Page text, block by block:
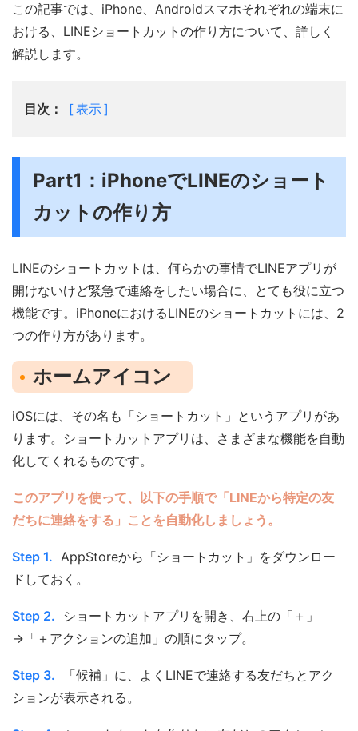
この記事では、iPhone、Androidスマホそれぞれの端末に
おける、LINEショートカットの作り方について、詳しく
解説します。
目次： 表示
Part1：iPhoneでLINEのショート
カットの作り方
LINEのショートカットは、何らかの事情でLINEアプリが
開けないけど緊急で連絡をしたい場合に、とても役に立つ
機能です。iPhoneにおけるLINEのショートカットには、2
つの作り方があります。
ホームアイコン
iOSには、その名も「ショートカット」というアプリがあ
ります。ショートカットアプリは、さまざまな機能を自動
化してくれるものです。
このアプリを使って、以下の手順で「LINEから特定の友
だちに連絡をする」ことを自動化しましょう。
Step 1. AppStoreから「ショートカット」をダウンロー
ドしておく。
Step 2.
ショートカットアプリを開き、右上の「＋」
→「＋アクションの追加」の順にタップ。
Step 3.
「候補」に、よくLINEで連絡する友だちとアク
ションが表示される。